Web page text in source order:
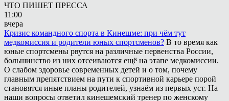
ЧТО ПИШЕТ ПРЕССА
11:00
вчера
Кризис командного спорта в Кинешме: при чём тут
медкомиссия и родители юных спортсменов? В то время как
юные спортсмены рвутся на различные первенства России,
большинство из них отсеиваются ещё на этапе медкомиссии.
О слабом здоровье современных детей и о том, почему
главным препятствием на пути к спортивной карьере порой
становятся иные планы родителей, узнаём из первых уст. На
наши вопросы ответил кинешемский тренер по женскому